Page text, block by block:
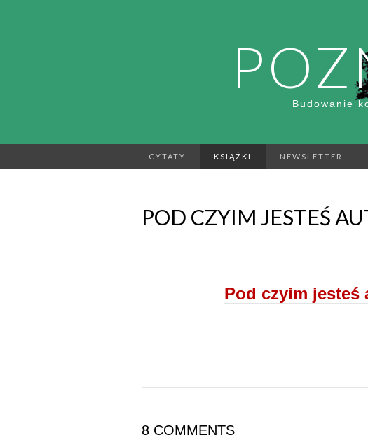
Budowanie
CYTATY KSIĄŻKI NEWSLETTER
POD CZYIM JESTEŚ
Pod czyim jesteś
8 COMMENTS